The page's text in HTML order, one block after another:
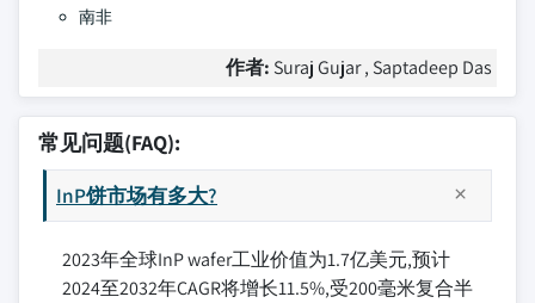
南非
作者: Suraj Gujar , Saptadeep Das
常见问题(FAQ):
InP饼市场有多大?
2023年全球InP wafer工业价值为1.7亿美元,预计
2024至2032年CAGR将增长11.5%,受200毫米复合半